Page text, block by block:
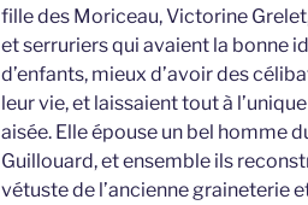
fille des Moriceau, Victorine
et serruriers qui avaient la bonne
d’enfants, mieux d’avoir des
leur vie, et laissaient tout à
aisée. Elle épouse un bel homme
Guillouard, et ensemble ils
vétuste de l’ancienne graineterie